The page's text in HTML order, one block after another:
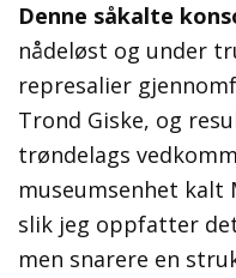
Denne såkalte
nådeløst og under
represalier
Trond Giske, og
trøndelags
museumsenhet kalt
slik jeg oppfatter
men snarere en